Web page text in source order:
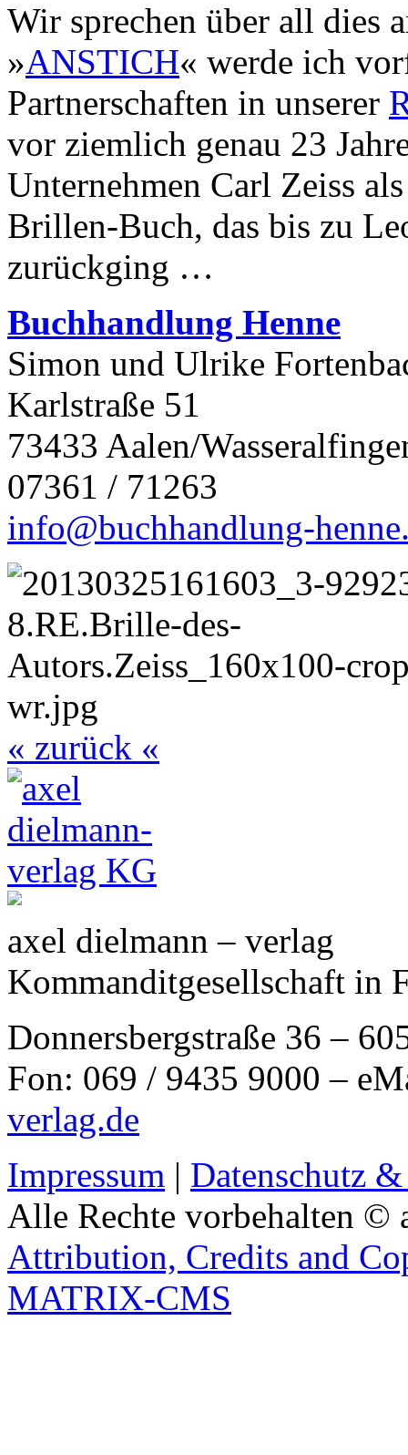
Wir sprechen über all dies
»ANSTICH« werde ich
Partnerschaften in unserer
vor ziemlich genau 23
Unternehmen Carl Zeiss
Brillen-Buch, das bis zu
zurückging …
Buchhandlung Henne
Simon und Ulrike
Karlstraße 51
73433 Aalen/
07361 / 71263
info@buchhandlung-
« zurück «
axel dielmann – verlag
Kommanditgesellschaft in
Donnersbergstraße 36 –
Fon: 069 / 9435 9000 –
verlag.de
Impressum | Datenschutz
Alle Rechte vorbehalten ©
Attribution, Credits and
MATRIX-CMS